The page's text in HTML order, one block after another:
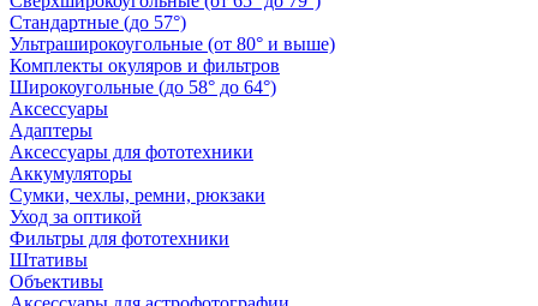
Стандартные (до 57°)
Ультраширокоугольные (от 80° и выше)
Комплекты окуляров и фильтров
Широкоугольные (до 58° до 64°)
Аксессуары
Адаптеры
Аксессуары для фототехники
Аккумуляторы
Сумки, чехлы, ремни, рюкзаки
Уход за оптикой
Фильтры для фототехники
Штативы
Объективы